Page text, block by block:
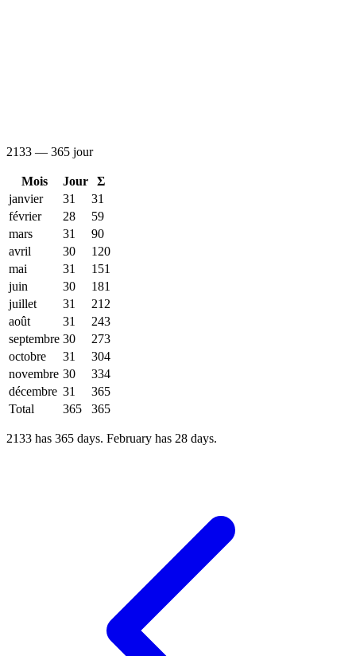
2133 — 365 jour
Mois Jour
Σ
janvier
31
31
février
28
59
mars
31
90
avril
30
120
mai
31
151
juin
30
181
juillet
31
212
août
31
243
septembre 30
273
octobre
31
304
novembre 30
334
décembre 31
365
Total
365 365
2133 has 365 days. February has 28 days.